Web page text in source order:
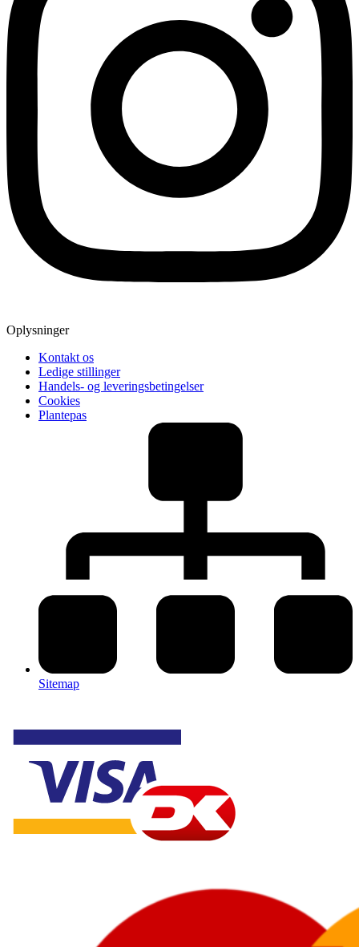
Oplysninger
Kontakt os
Ledige stillinger
Handels- og leveringsbetingelser
Cookies
Plantepas
Sitemap